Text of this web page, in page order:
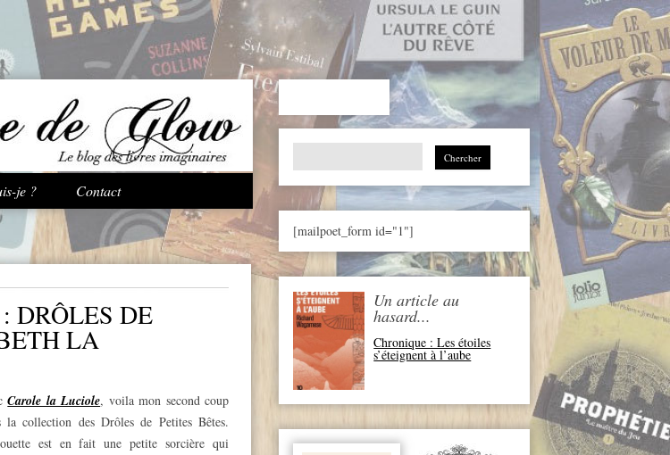
principal
je ? Contact
Search
[mailpoet_form id="1"]
Un article au
hasard...
Chronique : Les étoiles
s’éteignent à l’aube
DRÔLES DE
LA
Carole la Luciole, voila mon second coup
collection des Drôles de Petites Bêtes.
est en fait une petite sorcière qui